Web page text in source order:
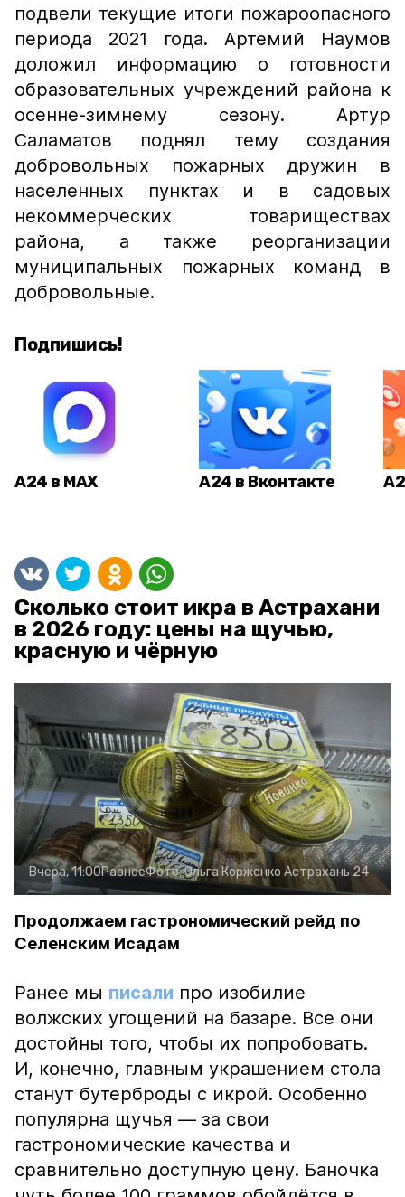
подвели текущие итоги пожароопасного
периода 2021 года. Артемий Наумов
доложил информацию о готовности
образовательных учреждений района к
осенне-зимнему сезону. Артур
Саламатов поднял тему создания
добровольных пожарных дружин в
населенных пунктах и в садовых
некоммерческих товариществах
района, а также реорганизации
муниципальных пожарных команд в
добровольные.
Подпишись!
А24 в MAX А24 в Вконтакте
Сколько стоит икра в Астрахани
в 2026 году: цены на щучью,
красную и чёрную
Вчера, 11:00РазноеФото:Ольга Корженко Астрахань 24
Продолжаем гастрономический рейд по
Селенским Исадам
Ранее мы писали про изобилие
волжских угощений на базаре. Все они
достойны того, чтобы их попробовать.
И, конечно, главным украшением стола
станут бутерброды с икрой. Особенно
популярна щучья — за свои
гастрономические качества и
сравнительно доступную цену. Баночка